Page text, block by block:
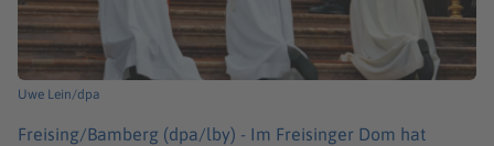
Uwe Lein/dpa
Freising/Bamberg (dpa/lby) - Im Freisinger Dom hat